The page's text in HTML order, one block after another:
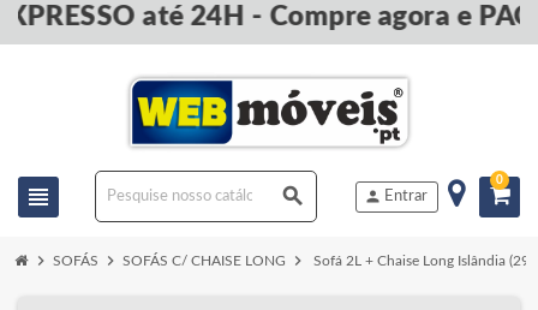
até 24H - Compre agora e
view_headline search person Entrar
0
chevron_right SOFÁS chevron_right SOFÁS C/ CHAISE LONG chevron_right Sofá 2L + Chaise Long Islândia